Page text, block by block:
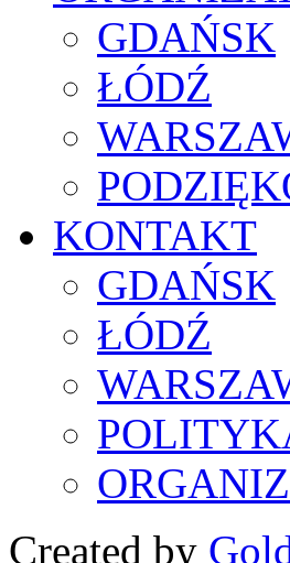
GDAŃSK
ŁÓDŹ
KONTAKT
GDAŃSK
ŁÓDŹ
Created by